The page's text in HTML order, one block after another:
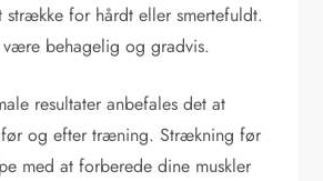
for hårdt eller smertefuldt.
behagelig og gradvis.
resultater anbefales det at
og efter træning. Strækning før
med at forberede dine muskler